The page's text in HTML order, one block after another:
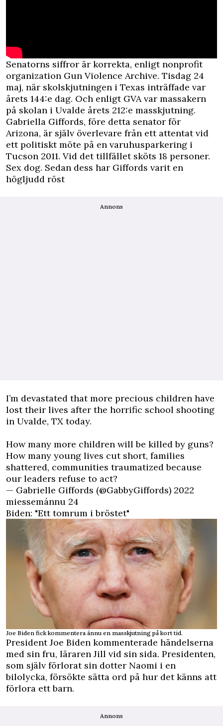
Senatorns siffror är korrekta, enligt nonprofit
organization Gun Violence Archive. Tisdag 24
maj, när skolskjutningen i Texas inträffade var
årets 144:e dag. Och enligt GVA var massakern
på skolan i Uvalde årets 212:e masskjutning.
Gabriella Giffords, före detta senator för
Arizona, är själv överlevare från ett attentat vid
ett politiskt möte på en varuhusparkering i
Tucson 2011. Vid det tillfället sköts 18 personer.
Sex dog. Sedan dess har Giffords varit en
högljudd röst
Annons
I’m devastated that more precious children have
lost their lives after the horrific school shooting
in Uvalde, TX today.
How many more children will be killed by guns?
How many young lives cut short, families
shattered, communities traumatized because
our leaders refuse to act?
— Gabrielle Giffords (@GabbyGiffords) 2022
miessemánnu 24
Biden: "Ett tomrum i bröstet"
Joe Biden fick kommentera ännu en masskjutning på kort tid.
President Joe Biden kommenterade händelserna
med sin fru, läraren Jill vid sin sida. Presidenten,
som själv förlorat sin dotter Naomi i en
bilolycka, försökte sätta ord på hur det känns att
förlora ett barn.
Annons